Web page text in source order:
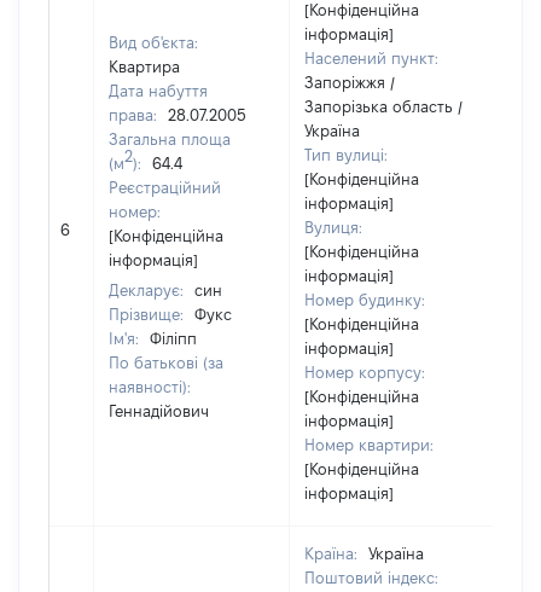
6
Вид об'єкта:
Квартира
Дата набуття
права:
28.07.2005
Загальна площа
(м2):
64.4
Реєстраційний
номер:
[Конфіденційна
інформація]
Декларує:
син
Прізвище:
Фукс
Ім'я:
Філіпп
По батькові (за
наявності):
Геннадійович
[Конфіденційна
інформація]
Населений пункт:
Запоріжжя /
Запорізька область /
Україна
Тип вулиці:
[Конфіденційна
інформація]
Вулиця:
[Конфіденційна
інформація]
Номер будинку:
[Конфіденційна
інформація]
Номер корпусу:
[Конфіденційна
інформація]
Номер квартири:
[Конфіденційна
інформація]
Країна:
Україна
Поштовий індекс: